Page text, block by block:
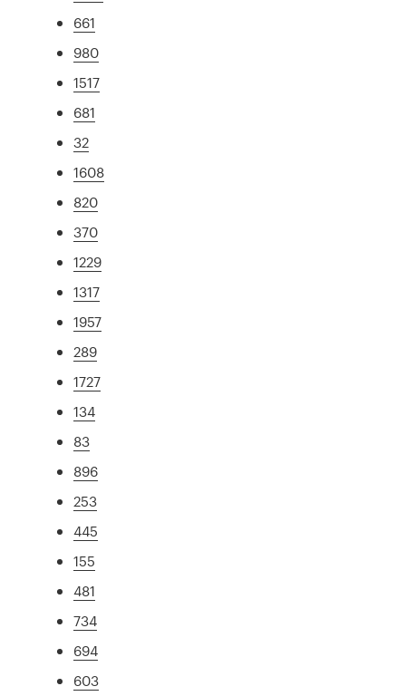
661
980
1517
681
32
1608
820
370
1229
1317
1957
289
1727
134
83
896
253
445
155
481
734
694
603